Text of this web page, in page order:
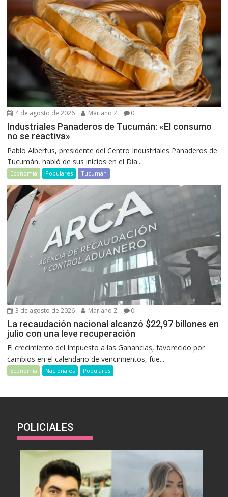
4 de agosto de 2026 Mariano Z 0
Industriales Panaderos de Tucumán: «El consumo
no se reactiva»
Pablo Albertus, presidente del Centro Industriales Panaderos de
Tucumán, habló de sus inicios en el Día...
Economía Populares Tucumán
3 de agosto de 2026 Mariano Z 0
La recaudación nacional alcanzó $22,97 billones en
julio con una leve recuperación
El crecimiento del Impuesto a las Ganancias, favorecido por
cambios en el calendario de vencimientos, fue...
Economía Nacionales Populares
POLICIALES